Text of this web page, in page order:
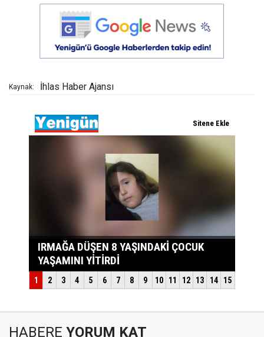
Kaynak: İhlas Haber Ajansı
HABERE YORUM KAT